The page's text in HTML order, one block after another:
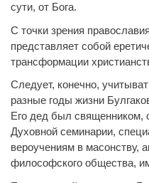
сути, от Бога.
С точки зрения
представляет собой
трансформации
Следует, конечно,
разные годы жизни
Его дед был священником,
Духовной семинарии,
вероучениям в масонству,
философского общества,